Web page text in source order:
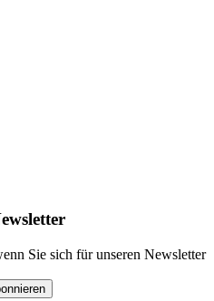
Sie sich für unseren Newsletter